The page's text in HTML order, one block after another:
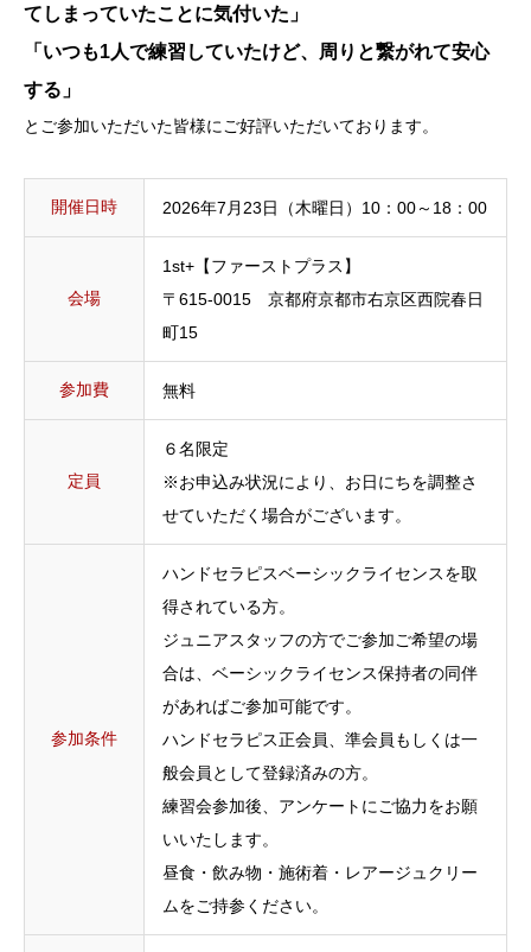
てしまっていたことに気付いた」
「いつも1人で練習していたけど、周りと繋がれて安心
する」
とご参加いただいた皆様にご好評いただいております。
開催日時 2026年7月23日（木曜日）10：00～18：00
会場
1st+【ファーストプラス】
〒615-0015 京都府京都市右京区西院春日
町15
参加費 無料
定員
６名限定
※お申込み状況により、お日にちを調整さ
せていただく場合がございます。
参加条件
ハンドセラピスベーシックライセンスを取
得されている方。
ジュニアスタッフの方でご参加ご希望の場
合は、ベーシックライセンス保持者の同伴
があればご参加可能です。
ハンドセラピス正会員、準会員もしくは一
般会員として登録済みの方。
練習会参加後、アンケートにご協力をお願
いいたします。
昼食・飲み物・施術着・レアージュクリー
ムをご持参ください。